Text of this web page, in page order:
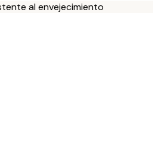
al envejecimiento